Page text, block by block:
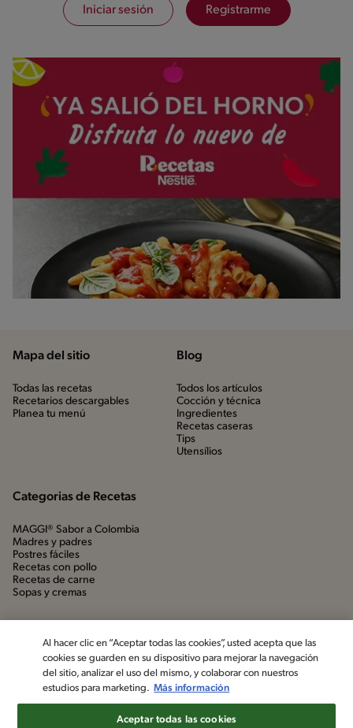
Iniciar sesión Registrarme
Mapa del sitio
Todas las recetas
Recetarios descargables
Planea tu menú
Blog
Todos los artículos
Cocción y técnica
Ingredientes
Recetas caseras
Tips
Utensílios
Categorias de Recetas
MAGGI® Sabor a Colombia
Madres y padres
Postres fáciles
Recetas con pollo
Recetas de carne
Sopas y cremas
Al hacer clic en “Aceptar todas las cookies”, usted acepta que las
cookies se guarden en su dispositivo para mejorar la navegación
del sitio, analizar el uso del mismo, y colaborar con nuestros
estudios para marketing. Más información
Aceptar todas las cookies